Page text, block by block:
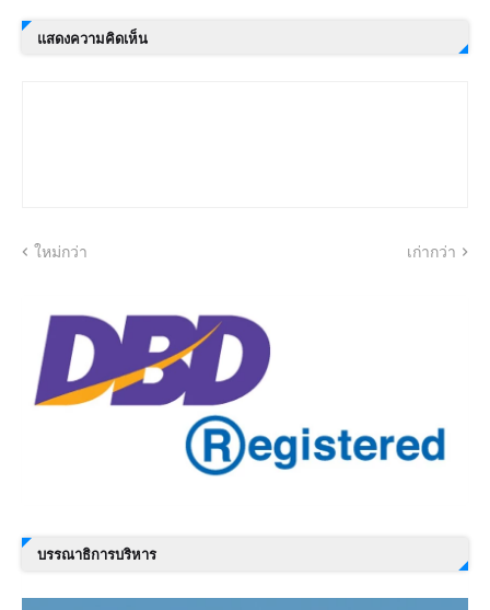
แสดงความคิดเห็น
ใหม่กว่า เก่ากว่า
บรรณาธิการบริหาร